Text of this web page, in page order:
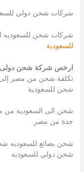
شركات شحن دولي
شركات شحن للسعوديه
للسعودية
ارخص شركة شحن دولى
تكلفة شحن من مصر
شحن للسعودية
شحن الى السعودية
جدة من مصر
شحن بضائع للسعوديه
شحن دولي للسعوديه